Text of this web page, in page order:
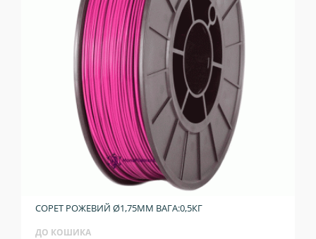
COPET РОЖЕВИЙ Ø1,75ММ ВАГА:0,5КГ
ДО КОШИКА